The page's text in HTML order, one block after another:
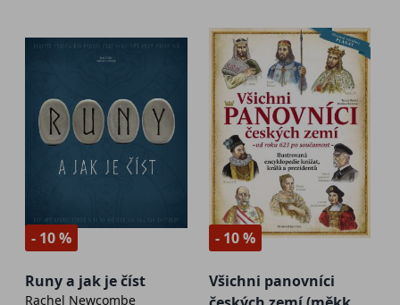
- 10 %
Runy a jak je číst
Rachel Newcombe
- 10 %
Všichni panovníci